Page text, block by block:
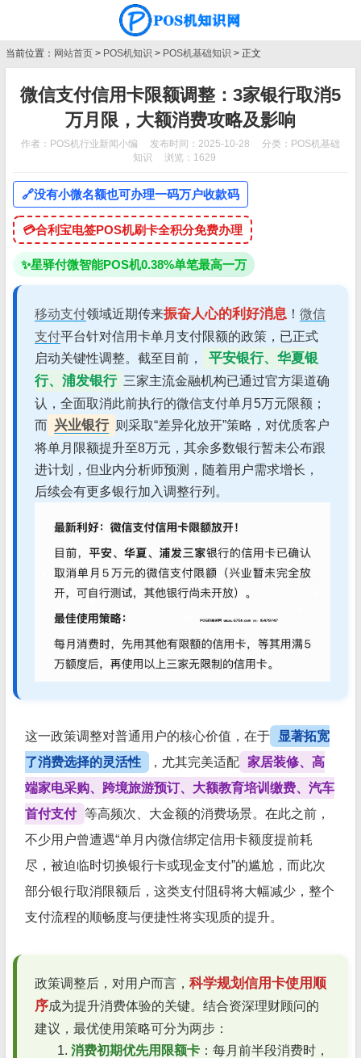
当前位置： 网站首页 > POS机知识 > POS机基础知识 > 正文
微信支付信用卡限额调整：3家银行取消5
万月限，大额消费攻略及影响
作者：POS机行业新闻小编 发布时间：2025-10-28 分类： POS机基础
知识
浏览：1629
🔗没有小微名额也可办理一码万户收款码
💳合利宝电签POS机刷卡全积分免费办理
✨星驿付微智能POS机0.38%单笔最高一万
移动支付领域近期传来振奋人心的利好消息 ！ 微信
支付平台针对信用卡单月支付限额的政策，已正式
启动关键性调整。截至目前，
平安银行、华夏银
行、浦发银行 三家主流金融机构已通过官方渠道确
认，全面取消此前执行的微信支付单月5万元限额；
而 兴业银行 则采取“差异化放开”策略，对优质客户
将单月限额提升至8万元，其余多数银行暂未公布跟
进计划，但业内分析师预测，随着用户需求增长，
后续会有更多银行加入调整行列。
这一政策调整对普通用户的核心价值，在于
显著拓宽
了消费选择的灵活性
，尤其完美适配 家居装修、高
端家电采购、跨境旅游预订、大额教育培训缴费、汽车
首付支付 等高频次、大金额的消费场景。在此之前，
不少用户曾遭遇“单月内微信绑定信用卡额度提前耗
尽，被迫临时切换银行卡或现金支付”的尴尬，而此次
部分银行取消限额后，这类支付阻碍将大幅减少，整个
支付流程的顺畅度与便捷性将实现质的提升。
政策调整后，对用户而言， 科学规划信用卡使用顺
序成为提升消费体验的关键。结合资深理财顾问的
建议，最优使用策略可分为两步：
1. 消费初期优先用限额卡 ：每月前半段消费时，